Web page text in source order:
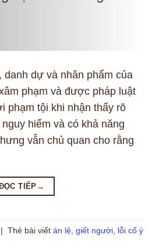
dự và nhân phẩm của
phạm và được pháp luật
phạm tội khi nhận thấy rõ
hiểm và có khả năng
vẫn chủ quan cho rằng
TIẾP →
| Thẻ bài viết án lệ giết người lỗi cố ý